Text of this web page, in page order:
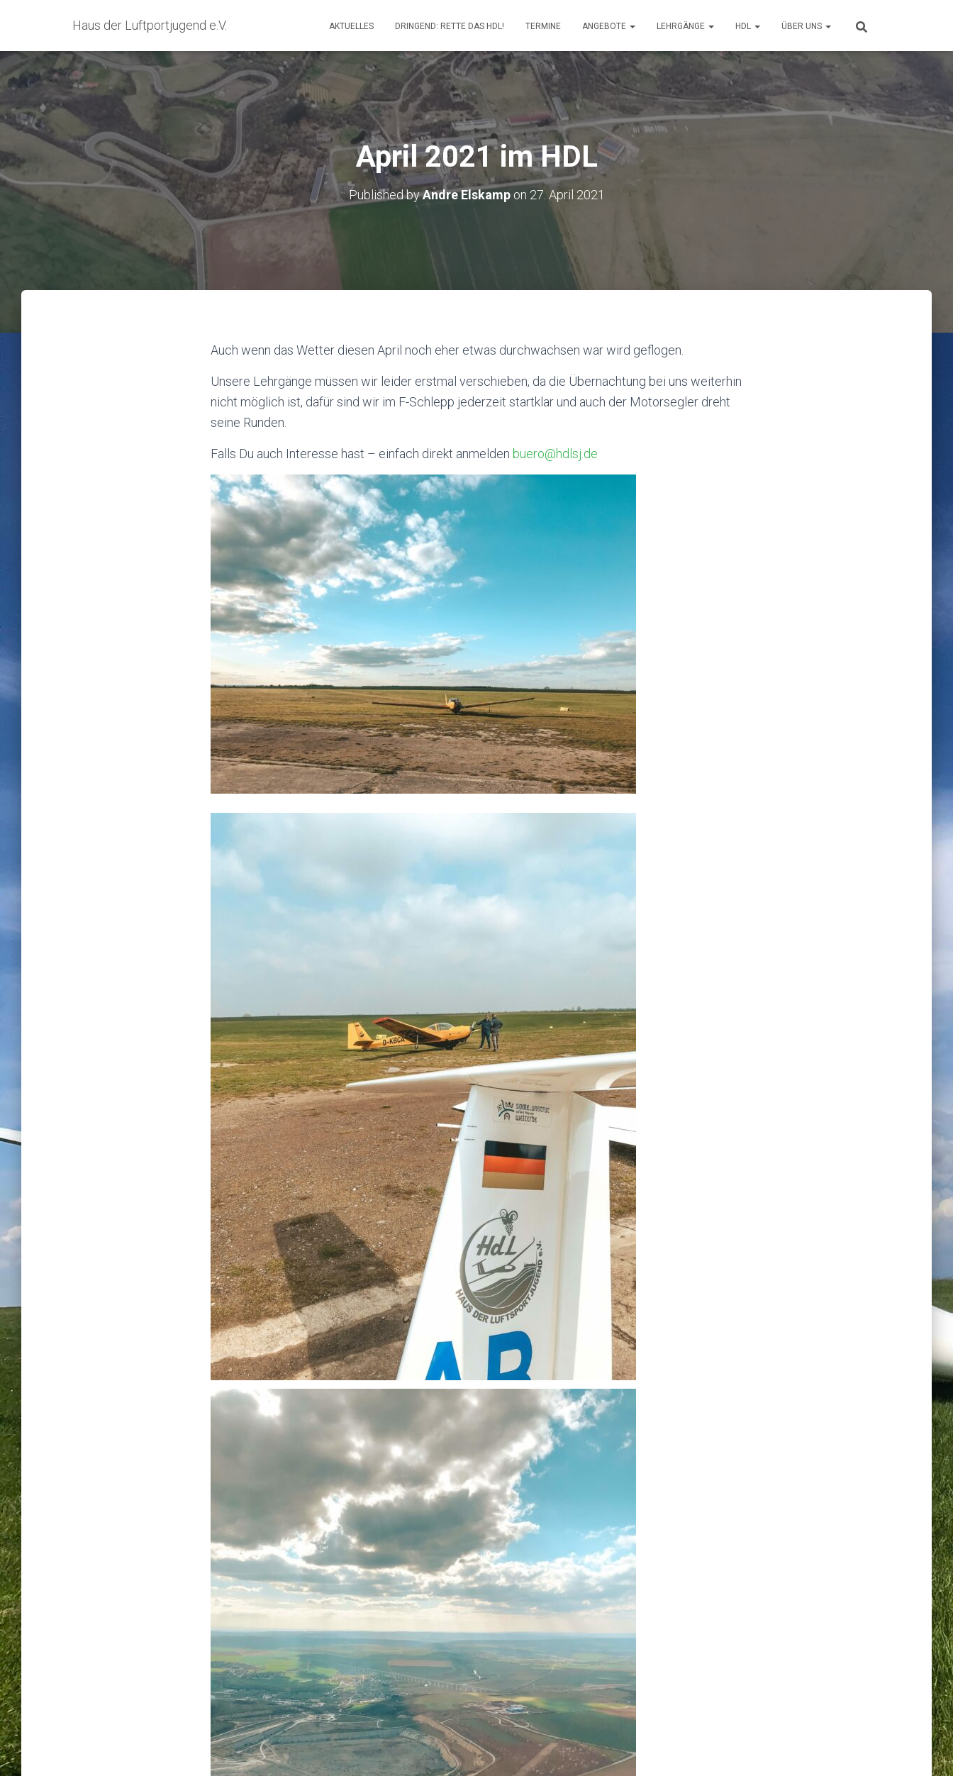
Haus der Luftportjugend e.V. AKTUELLES DRINGEND: RETTE DAS HDL! TERMINE ANGEBOTE LEHRGÄNGE HDL ÜBER UNS
April 2021 im HDL
Published byAndre Elskampon 27. April 2021
Auch wenn das Wetter diesen April noch eher etwas durchwachsen war wird geflogen.
Unsere Lehrgänge müssen wir leider erstmal verschieben, da die Übernachtung bei uns weiterhin
nicht möglich ist, dafür sind wir im F-Schlepp jederzeit startklar und auch der Motorsegler dreht
seine Runden.
Falls Du auch Interesse hast – einfach direkt anmelden buero@hdlsj.de